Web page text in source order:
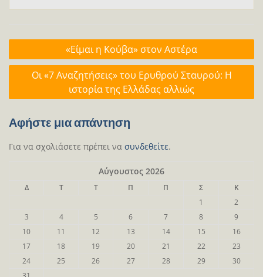
Πλοήγηση
άρθρων
«Είμαι η Κούβα» στον Αστέρα
Οι «7 Αναζητήσεις» του Ερυθρού Σταυρού: Η
ιστορία της Ελλάδας αλλιώς
Αφήστε μια απάντηση
Για να σχολιάσετε πρέπει να συνδεθείτε.
Αύγουστος 2026
Δ Τ Τ Π Π Σ
Κ
1
2
3
4 5 6 7 8
9
10
11 12 13 14 15
16
17
18 19 20 21 22
23
24
25 26 27 28 29
30